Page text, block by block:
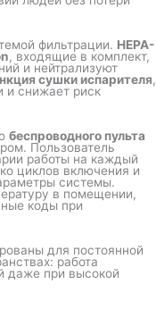
фильтрации. HEPA-
, входящие в комплект,
и нейтрализуют
сушки испарителя,
и снижает риск
беспроводного пульта
Пользователь
работы на каждый
циклов включения и
системы.
в помещении,
коды при
для постоянной
работа
даже при высокой